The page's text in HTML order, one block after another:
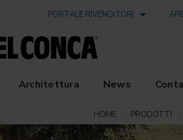
PORTALE RIVENDITORI
Architettura News
HOME PRODOTTI